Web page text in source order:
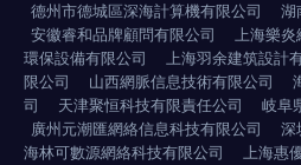
德州市德城區深海計算機有限公司
湖
安徽睿和品牌顧問有限公司
上海樂
環保設備有限公司
上海羽余建筑設計
限公司
山西網脈信息技術有限公司
司
天津聚恒科技有限責任公司 岐阜
廣州元潮匯網絡信息科技有限公司
深
海林可數源網絡科技有限公司
上海惠